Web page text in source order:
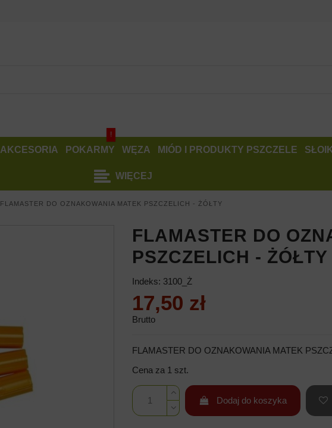
AKCESORIA POKARMY
!
WĘZA MIÓD I PRODUKTY PSZCZELE
WIĘCEJ
FLAMASTER DO OZNAKOWANIA MATEK PSZCZELICH - ŻÓŁTY
FLAMASTER DO
PSZCZELICH - ŻÓŁTY
Indeks: 3100_Ż
17,50 zł
Brutto
FLAMASTER DO OZNAKOWANIA MATEK
Cena za 1 szt.
Dodaj do koszyka